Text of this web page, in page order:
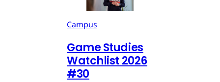
Campus
Game Studies
Watchlist 2026
#30